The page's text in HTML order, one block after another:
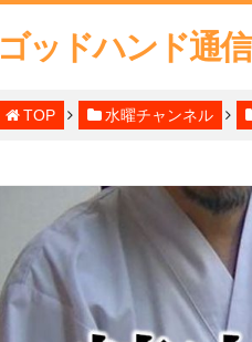
ゴッドハンド通信
TOP 水曜チャンネル